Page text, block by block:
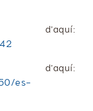
es-